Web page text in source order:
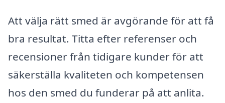
Att välja rätt smed är avgörande för att få
bra resultat. Titta efter referenser och
recensioner från tidigare kunder för att
säkerställa kvaliteten och kompetensen
hos den smed du funderar på att anlita.